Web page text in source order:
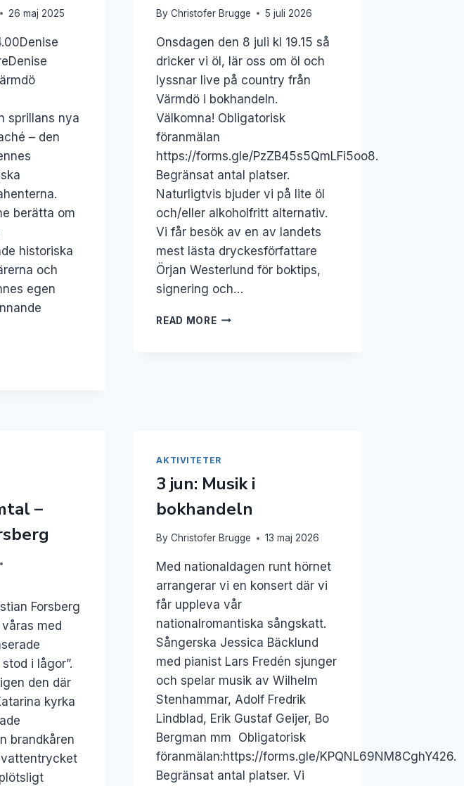
26 maj 2025
sprillans nya
– den
berätta om
historiska
och
egen
By Christofer Brugge 5 juli 2026
Onsdagen den 8 juli kl 19.15 så
dricker vi öl, lär oss om öl och
lyssnar live på country från
Värmdö i bokhandeln.
Välkomna! Obligatorisk
föranmälan
https://forms.gle/PzZB45s5QmLFi5oo8.
Begränsat antal platser.
Naturligtvis bjuder vi på lite öl
och/eller alkoholfritt alternativ.
Vi får besök av en av landets
mest lästa dryckesförfattare
Örjan Westerlund för boktips,
signering och…
READ MORE8
–
Forsberg
med
i lågor”.
den där
kyrka
brandkåren
AKTIVITETER
3 jun: Musik i
bokhandeln
By Christofer Brugge 13 maj 2026
Med nationaldagen runt hörnet
arrangerar vi en konsert där vi
får uppleva vår
nationalromantiska sångskatt.
Sångerska Jessica Bäcklund
med pianist Lars Fredén sjunger
och spelar musik av Wilhelm
Stenhammar, Adolf Fredrik
Lindblad, Erik Gustaf Geijer, Bo
Bergman mm Obligatorisk
föranmälan:https://forms.gle/KPQNL69NM8CghY426.
Begränsat antal platser. Vi